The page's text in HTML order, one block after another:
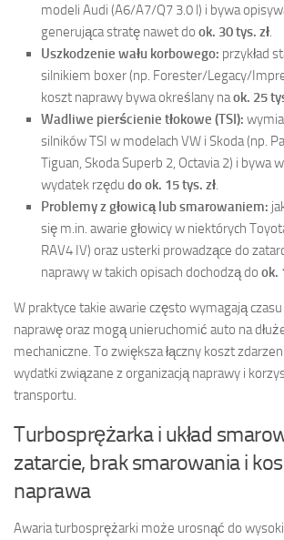
modeli Audi (A6/A7/Q7 3.0 l) i bywa
generująca stratę nawet do ok. 30 tys. zł
Uszkodzenie wału korbowego: przykład
silnikiem boxer (np. Forester/Legacy/
koszt naprawy bywa określany naok. 25
Wadliwe pierścienie tłokowe (TSI):
silników TSI w modelach VW i Skoda (np.
Tiguan, Skoda Superb 2, Octavia 2) i bywa
wydatek rzędu do ok. 15 tys. zł
Problemy z głowicą lub smarowaniem:
się m.in. awarie głowicy w niektórych
RAV4 IV) oraz usterki prowadzące do
naprawy w takich opisach dochodzą do ok.
W praktyce takie awarie często wymagają
naprawę oraz mogą unieruchomić auto na
mechaniczne. To zwiększa łączny koszt
wydatki związane z organizacją naprawy i
transportu.
Turbosprężarka i układ
zatarcie, brak smarowania i
naprawa
Awaria turbosprężarki może urosnąć do